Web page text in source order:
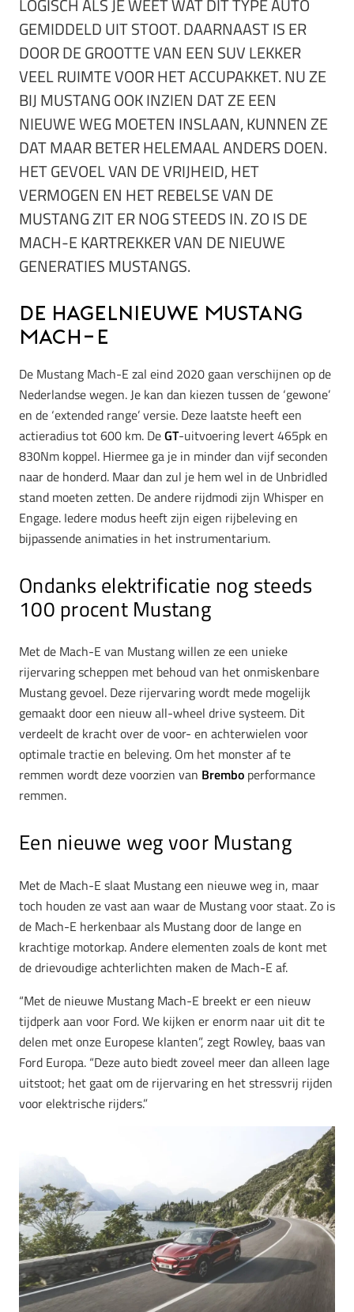
LOGISCH ALS JE WEET WAT DIT TYPE AUTO
GEMIDDELD UIT STOOT. DAARNAAST IS ER
DOOR DE GROOTTE VAN EEN SUV LEKKER
VEEL RUIMTE VOOR HET ACCUPAKKET. NU ZE
BIJ MUSTANG OOK INZIEN DAT ZE EEN
NIEUWE WEG MOETEN INSLAAN, KUNNEN ZE
DAT MAAR BETER HELEMAAL ANDERS DOEN.
HET GEVOEL VAN DE VRIJHEID, HET
VERMOGEN EN HET REBELSE VAN DE
MUSTANG ZIT ER NOG STEEDS IN. ZO IS DE
MACH-E KARTREKKER VAN DE NIEUWE
GENERATIES MUSTANGS.
De hagelnieuwe Mustang
Mach-e
De Mustang Mach-E zal eind 2020 gaan verschijnen op de
Nederlandse wegen. Je kan dan kiezen tussen de ‘gewone’
en de ‘extended range’ versie. Deze laatste heeft een
actieradius tot 600 km. DeGT-uitvoering levert 465pk en
830Nm koppel. Hiermee ga je in minder dan vijf seconden
naar de honderd. Maar dan zul je hem wel in de Unbridled
stand moeten zetten. De andere rijdmodi zijn Whisper en
Engage. Iedere modus heeft zijn eigen rijbeleving en
bijpassende animaties in het instrumentarium.
Ondanks elektrificatie nog steeds
100 procent Mustang
Met de Mach-E van Mustang willen ze een unieke
rijervaring scheppen met behoud van het onmiskenbare
Mustang gevoel. Deze rijervaring wordt mede mogelijk
gemaakt door een nieuw all-wheel drive systeem. Dit
verdeelt de kracht over de voor- en achterwielen voor
optimale tractie en beleving. Om het monster af te
remmen wordt deze voorzien van Brembo performance
remmen.
Een nieuwe weg voor Mustang
Met de Mach-E slaat Mustang een nieuwe weg in, maar
toch houden ze vast aan waar de Mustang voor staat. Zo is
de Mach-E herkenbaar als Mustang door de lange en
krachtige motorkap. Andere elementen zoals de kont met
de drievoudige achterlichten maken de Mach-E af.
“Met de nieuwe Mustang Mach-E breekt er een nieuw
tijdperk aan voor Ford. We kijken er enorm naar uit dit te
delen met onze Europese klanten”, zegt Rowley, baas van
Ford Europa. “Deze auto biedt zoveel meer dan alleen lage
uitstoot; het gaat om de rijervaring en het stressvrij rijden
voor elektrische rijders.”